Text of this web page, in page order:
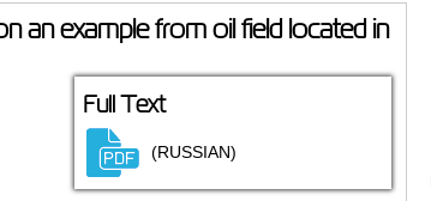
an example from oil field located in
Full Text
(RUSSIAN)